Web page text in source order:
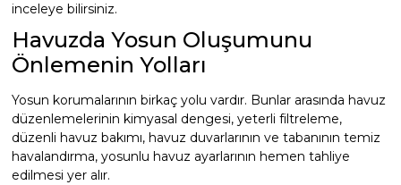
inceleye bilirsiniz.
Havuzda Yosun Oluşumunu
Önlemenin Yolları
Yosun korumalarının birkaç yolu vardır. Bunlar arasında havuz
düzenlemelerinin kimyasal dengesi, yeterli filtreleme,
düzenli havuz bakımı, havuz duvarlarının ve tabanının temiz
havalandırma, yosunlu havuz ayarlarının hemen tahliye
edilmesi yer alır.